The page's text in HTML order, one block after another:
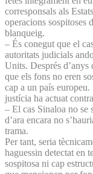
corresponsals als
operacions sospitoses
blanqueig.
– És conegut que el
autoritats judicials
Units. Després
que els fons no eren
cap a un país
justícia ha actuat
– El cas Sinaloa no se
d’ara encara no
trama.
Per tant, seria
haguessin detectat en
sospitosa ni cap